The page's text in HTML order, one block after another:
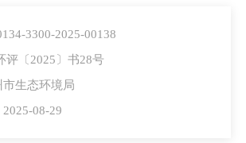
3300-2025-00138
评〔2025〕书28号
生态环境局
08-29